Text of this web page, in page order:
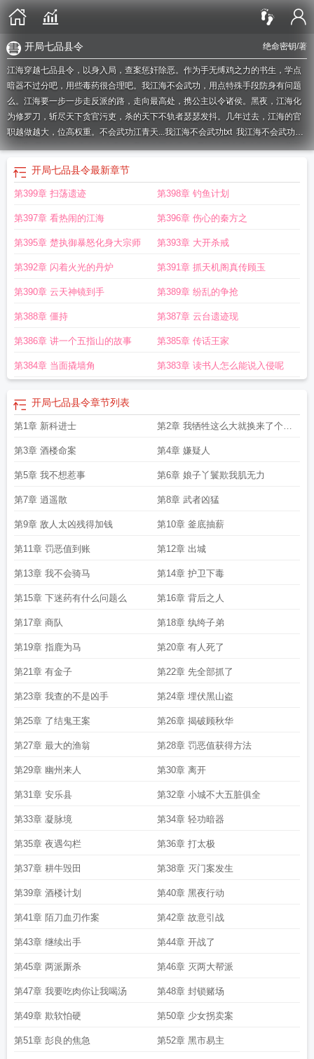
绝命密钥/著
开局七品县令
江海穿越七品县令，以身入局，查案惩奸除恶。作为手无缚鸡之力的书生，学点
暗器不过分吧，用些毒药很合理吧。我江海不会武功，用点特殊手段防身有问题
么。江海要一步一步走反派的路，走向最高处，携公主以令诸侯。黑夜，江海化
为修罗刀，斩尽天下贪官污吏，杀的天下不轨者瑟瑟发抖。几年过去，江海的官
职越做越大，位高权重。不会武功江青天...我江海不会武功txt 我江海不会武功
412章我江海不会武功 绝命密钥我江海不会武功我江海不会武功类似的章节
开局成就七品道基 开局七品县令
开局七品县令最新章节
第399章 扫荡遗迹 第398章 钓鱼计划
第397章 看热闹的江海 第396章 伤心的秦方之
第395章 楚执御暴怒化身大宗师 第393章 大开杀戒
第392章 闪着火光的丹炉 第391章 抓天机阁真传顾玉
第390章 云天神镜到手 第389章 纷乱的争抢
第388章 僵持 第387章 云台遗迹现
第386章 讲一个五指山的故事 第385章 传话王家
第384章 当面撬墙角 第383章 读书人怎么能说入侵呢
开局七品县令章节列表
第1章 新科进士 第2章 我牺牲这么大就换来了个县
令么
第3章 酒楼命案 第4章 嫌疑人
第5章 我不想惹事 第6章 娘子丫鬟欺我肌无力
第7章 逍遥散 第8章 武者凶猛
第9章 敌人太凶残得加钱 第10章 釜底抽薪
第11章 罚恶值到账 第12章 出城
第13章 我不会骑马 第14章 护卫下毒
第15章 下迷药有什么问题么 第16章 背后之人
第17章 商队 第18章 纨绔子弟
第19章 指鹿为马 第20章 有人死了
第21章 有金子 第22章 先全部抓了
第23章 我查的不是凶手 第24章 埋伏黑山盗
第25章 了结鬼王案 第26章 揭破顾秋华
第27章 最大的渔翁 第28章 罚恶值获得方法
第29章 幽州来人 第30章 离开
第31章 安乐县 第32章 小城不大五脏俱全
第33章 凝脉境 第34章 轻功暗器
第35章 夜遇勾栏 第36章 打太极
第37章 耕牛毁田 第38章 灭门案发生
第39章 酒楼计划 第40章 黑夜行动
第41章 陌刀血刃作案 第42章 故意引战
第43章 继续出手 第44章 开战了
第45章 两派厮杀 第46章 灭两大帮派
第47章 我要吃肉你让我喝汤 第48章 封锁赌场
第49章 欺软怕硬 第50章 少女拐卖案
第51章 彭良的焦急 第52章 黑市易主